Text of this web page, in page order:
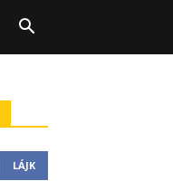
LÁJK